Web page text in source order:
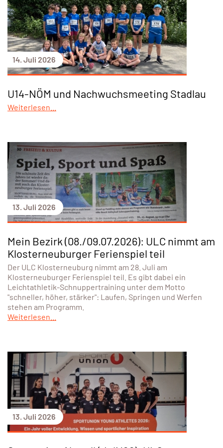
14. Juli 2026
U14-NÖM und Nachwuchsmeeting Stadlau
Weiterlesen...
13. Juli 2026
Mein Bezirk (08./09.07.2026): ULC nimmt am
Klosterneuburger Ferienspiel teil
Der ULC Klosterneuburg nimmt am 28. Juli am
Klosterneuburger Ferienspiel teil. Es gibt dabei ein
Leichtathletik-Schnuppertraining unter dem Motto
"schneller, höher, stärker": Laufen, Springen und Werfen
stehen am Programm.
Weiterlesen...
13. Juli 2026